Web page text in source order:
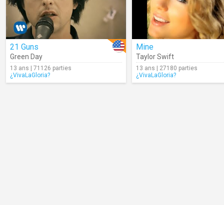
21 Guns
Green Day
13 ans | 71126 parties
¿VivaLaGloria?
Mine
Taylor Swift
13 ans | 27180 parties
¿VivaLaGloria?